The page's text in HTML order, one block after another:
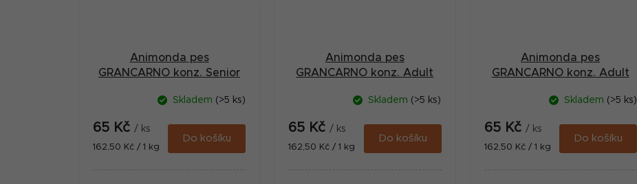
Animonda pes
GRANCARNO konz. Senior
Skladem (>5 ks)
65 Kč / ks
Měrná
162,50 Kč / 1 kg
Do košíku
Animonda pes
GRANCARNO konz. Adult
Skladem (>5 ks)
65 Kč / ks
Měrná
162,50 Kč / 1 kg
Do košíku
Animonda pes
GRANCARNO konz. Adult
Skladem (>5 ks)
65 Kč / ks
Měrná
162,50 Kč / 1 kg
Do košíku